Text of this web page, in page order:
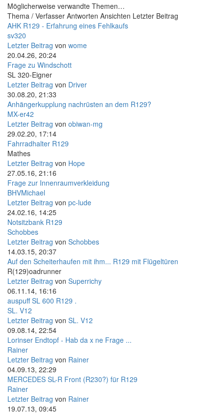
Möglicherweise verwandte Themen…
Thema / Verfasser Antworten Ansichten Letzter Beitrag
AHK R129 - Erfahrung eines Fehlkaufs
sv320
Letzter Beitrag von wome
20.04.26, 20:24
Frage zu Windschott
SL 320-Eigner
Letzter Beitrag von Driver
30.08.20, 21:33
Anhängerkupplung nachrüsten an dem R129?
MX-er42
Letzter Beitrag von obiwan-mg
29.02.20, 17:14
Fahrradhalter R129
Mathes
Letzter Beitrag von Hope
27.05.16, 21:16
Frage zur Innenraumverkleidung
BHVMichael
Letzter Beitrag von pc-lude
24.02.16, 14:25
Notsitzbank R129
Schobbes
Letzter Beitrag von Schobbes
14.03.15, 20:37
Auf den Scheiterhaufen mit ihm... R129 mit Flügeltüren
R(129)oadrunner
Letzter Beitrag von Superrichy
06.11.14, 16:16
auspuff SL 600 R129 .
SL. V12
Letzter Beitrag von SL. V12
09.08.14, 22:54
Lorinser Endtopf - Hab da x ne Frage ...
Rainer
Letzter Beitrag von Rainer
04.09.13, 22:29
MERCEDES SL-R Front (R230?) für R129
Rainer
Letzter Beitrag von Rainer
19.07.13, 09:45